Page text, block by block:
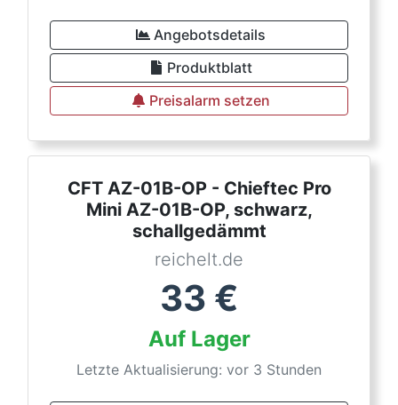
Angebotsdetails
Produktblatt
Preisalarm setzen
CFT AZ-01B-OP - Chieftec Pro
Mini AZ-01B-OP, schwarz,
schallgedämmt
reichelt.de
33 €
Auf Lager
Letzte Aktualisierung: vor 3 Stunden